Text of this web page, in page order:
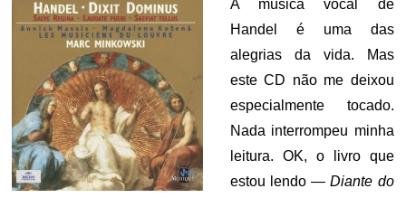
A música vocal de
Handel é uma das
alegrias da vida. Mas
este CD não me deixou
especialmente tocado.
Nada interrompeu minha
leitura. OK, o livro que
estou lendo —Diante do